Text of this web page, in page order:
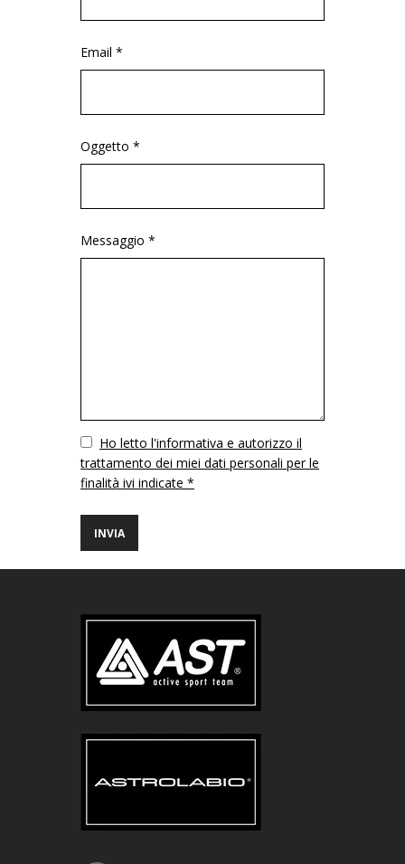
Email *
Oggetto *
Messaggio *
VuotoHo letto l'informativa e autorizzo il
trattamento dei miei dati personali per le
finalità ivi indicate *